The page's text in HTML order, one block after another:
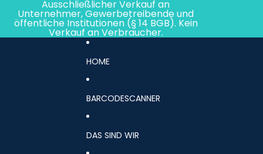
Ausschließlicher Verkauf an
Unternehmer, Gewerbetreibende und
öffentliche Institutionen (§ 14 BGB). Kein
Verkauf an Verbraucher.
HOME
BARCODESCANNER
DAS SIND WIR